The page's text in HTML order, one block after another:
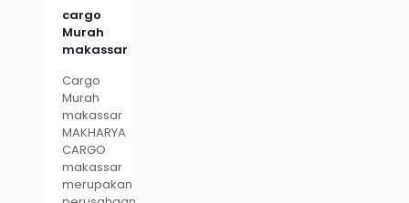
cargo
Murah
makassar
Cargo
Murah
makassar
MAKHARYA
CARGO
makassar
merupakan